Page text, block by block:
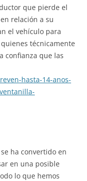
que pierde el
relación a su
el vehículo para
técnicamente
confianza que las
hasta-14-anos-
ha convertido en
en una posible
lo que hemos